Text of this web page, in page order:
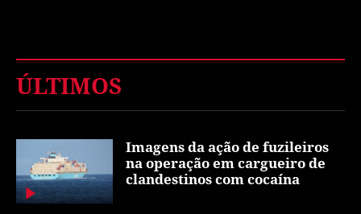
ÚLTIMOS
Imagens da ação de fuzileiros
na operação em cargueiro de
clandestinos com cocaína